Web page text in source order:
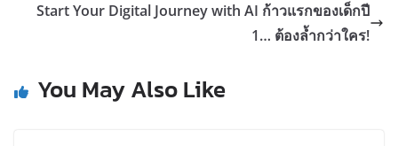
Start Your Digital Journey with AI ก้าวแรกของเด็กปี
1… ต้องล้ำกว่าใคร!
You May Also Like